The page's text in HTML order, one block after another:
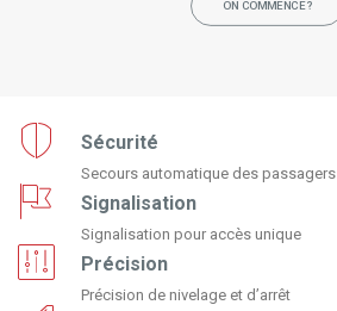
ON COMMENCE ?
Sécurité
Secours automatique des passagers
Signalisation
Signalisation pour accès unique
Précision
Précision de nivelage et d’arrêt